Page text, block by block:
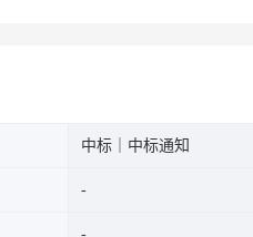
中标｜中标通知